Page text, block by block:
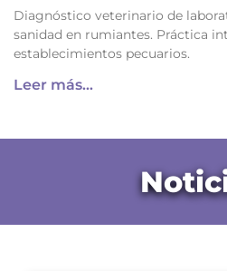
Diagnóstico veterinario de
sanidad en rumiantes. Práctica
establecimientos pecuarios.
Leer más...